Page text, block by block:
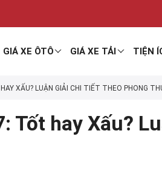
GIÁ XE ÔTÔ GIÁ XE TẢI TIỆN
XẤU? LUẬN GIẢI CHI TIẾT THEO PHONG
Tốt hay Xấu?